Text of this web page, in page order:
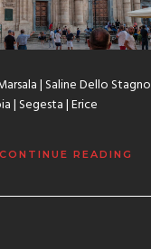
| Saline Dello
| Segesta | Erice
CONTINUE READING